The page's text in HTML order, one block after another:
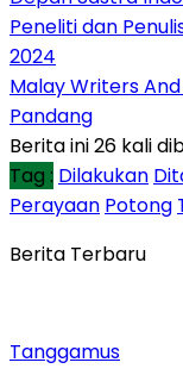
Peneliti dan
2024
Malay Writers
Pandang
Berita ini 26 kali
Tag : Dilakukan
Perayaan Potong
Berita Terbaru
Tanggamus